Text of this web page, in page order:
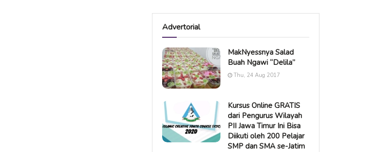
Advertorial
MakNyessnya Salad
Buah Ngawi “Delila”
Thu, 24 Aug 2017
Kursus Online GRATIS
dari Pengurus Wilayah
PII Jawa Timur Ini Bisa
Diikuti oleh 200 Pelajar
SMP dan SMA se-Jatim